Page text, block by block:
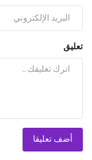
تعليق
أضف تعليقا